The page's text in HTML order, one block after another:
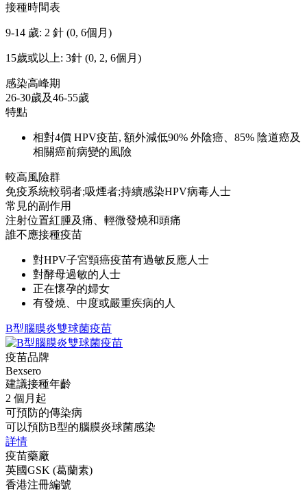
接種時間表
9-14 歲: 2 針 (0, 6個月)
15歲或以上: 3針 (0, 2, 6個月)
感染高峰期
26-30歲及46-55歲
特點
相對4價 HPV疫苗, 額外減低90% 外陰癌、85% 陰道癌及
相關癌前病變的風險
較高風險群
免疫系統較弱者;吸煙者;持續感染HPV病毒人士
常見的副作用
注射位置紅腫及痛、輕微發燒和頭痛
誰不應接種疫苗
對HPV子宮頸癌疫苗有過敏反應人士
對酵母過敏的人士
正在懷孕的婦女
有發燒、中度或嚴重疾病的人
B型腦膜炎雙球菌疫苗
疫苗品牌
Bexsero
建議接種年齡
2 個月起
可預防的傳染病
可以預防B型的腦膜炎球菌感染
詳情
疫苗藥廠
英國GSK (葛蘭素)
香港注冊編號